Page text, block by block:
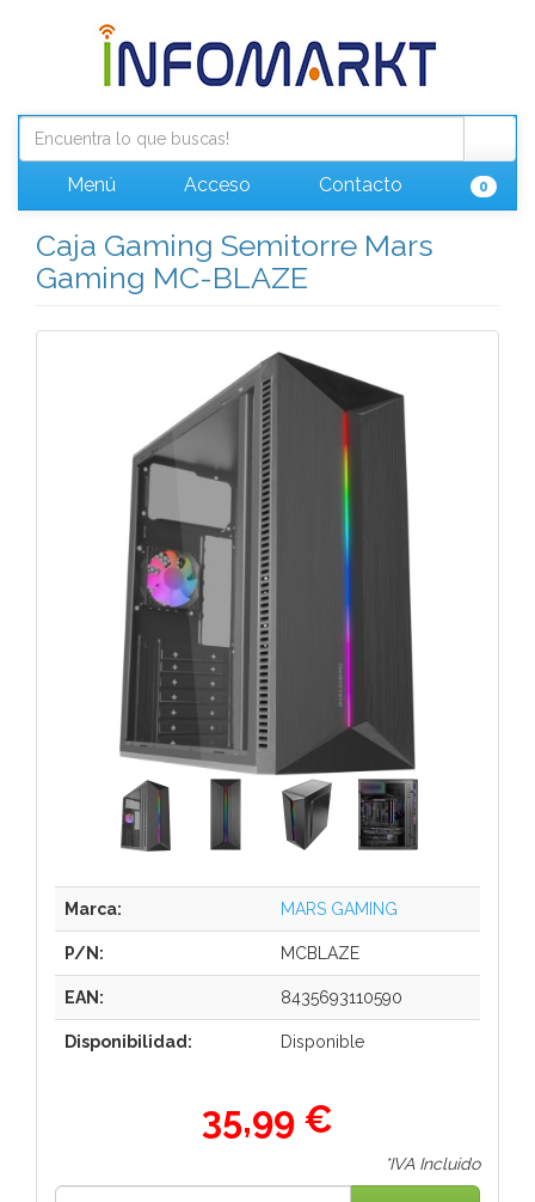
Menú Acceso Contacto 0
Caja Gaming Semitorre Mars
Gaming MC-BLAZE
Marca: MARS GAMING
P/N: MCBLAZE
EAN: 8435693110590
Disponibilidad: Disponible
35,99 €
*IVA Incluido